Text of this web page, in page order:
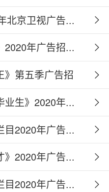
北京卫视广告...
2020年广告招...
》第五季广告招
业生》2020年...
目2020年广告...
》2020年广告...
目2020年广告...